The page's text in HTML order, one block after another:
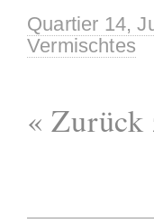
Quartier 14,
Vermischtes
«